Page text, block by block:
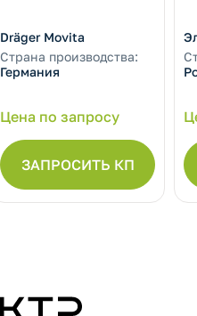
Dräger Movita
Страна производства:
Германия
Цена по запросу
ЗАПРОСИТЬ КП
СПЕКТР